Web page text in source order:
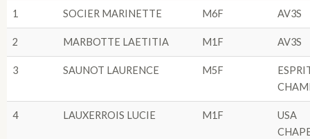
1 SOCIER MARINETTE M6F AV3S
2 MARBOTTE LAETITIA M1F AV3S
3 SAUNOT LAURENCE M5F
4 LAUXERROIS LUCIE M1F
USA